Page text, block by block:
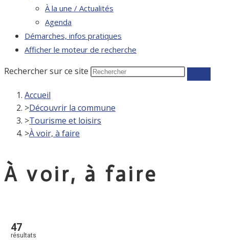
À la une / Actualités
Agenda
Démarches, infos pratiques
Afficher le moteur de recherche
Rechercher sur ce site
Accueil
>Découvrir la commune
>Tourisme et loisirs
>À voir, à faire
À voir, à faire
47
résultats